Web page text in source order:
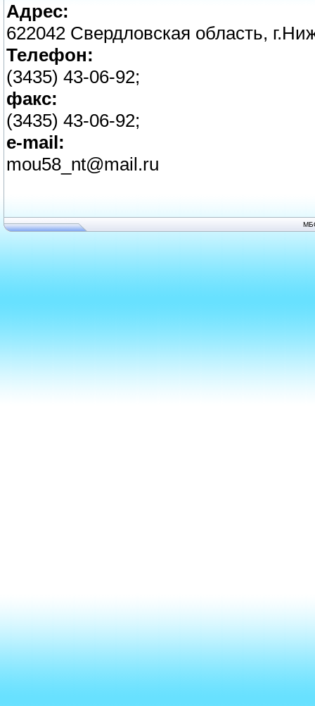
Адрес:
622042 Свердловская область,
Телефон:
(3435) 43-06-92;
факс:
(3435) 43-06-92;
e-mail:
mou58_nt@mail.ru